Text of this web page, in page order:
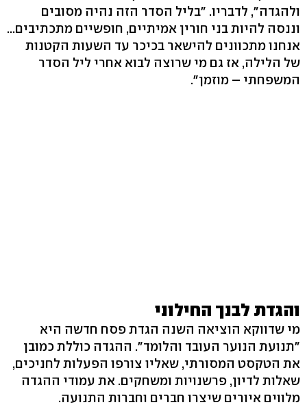
ולהגדה", לדבריו. "בליל הסדר הזה נהיה מסובים
וננסה להיות בני חורין אמיתיים, חופשיים מתכתיבים...
אנחנו מתכוונים להישאר בכיכר עד השעות הקטנות
של הלילה, אז גם מי שרוצה לבוא אחרי ליל הסדר
המשפחתי – מוזמן".
והגדת לבנך החילוני
מי שדווקא הוציאה השנה הגדת פסח חדשה היא
"תנועת הנוער העובד והלומד". ההגדה כוללת כמובן
את הטקסט המסורתי, שאליו צורפו הפעלות לחניכים,
שאלות לדיון, פרשנויות ומשחקים. את עמודי ההגדה
מלווים איורים שיצרו חברים וחברות התנועה.